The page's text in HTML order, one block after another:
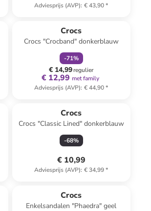
Adviesprijs (AVP): € 43,90*
Crocs
Crocs "Crocband" donkerblauw
-71%
€ 14,99regulier
€ 12,99 met family
Adviesprijs (AVP): € 44,90*
Crocs
Crocs "Classic Lined" donkerblauw
-68%
€ 10,99
Adviesprijs (AVP): € 34,99*
Crocs
Enkelsandalen "Phaedra" geel